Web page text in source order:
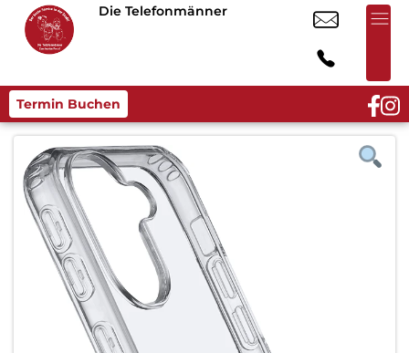
Die Telefonmänner
Termin Buchen